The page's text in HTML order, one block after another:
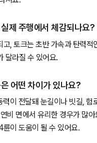
제 주행에서 체감되나요?
, 토크는 초반 가속과 탄력
달라질 수 있어요.
어떤 차이가 있나요?
이 전달돼 눈길이나 빗길,
비 면에서 유리한 경우가 많
륜이 도움이 될 수 있어요.